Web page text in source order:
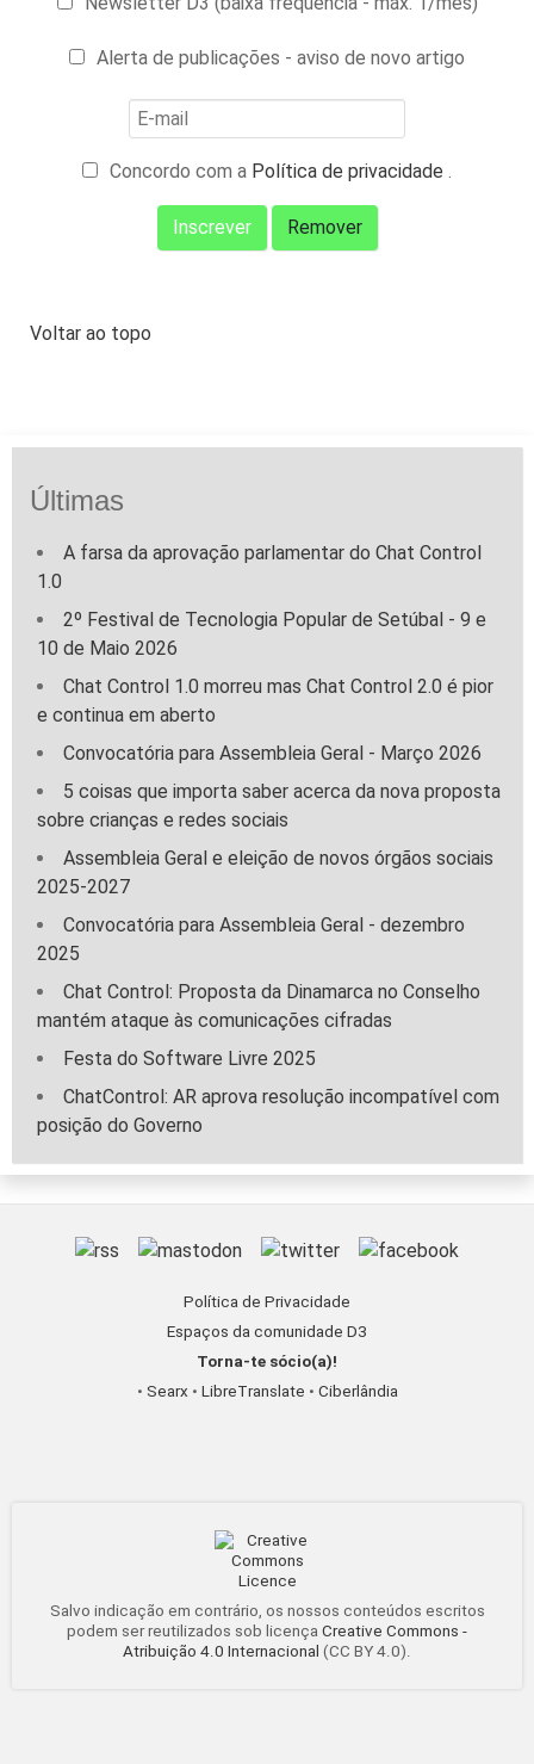
Alerta de publicações - aviso de novo artigo
Concordo com a Política de privacidade .
Voltar ao topo
Últimas
A farsa da aprovação parlamentar do Chat Control
1.0
2º Festival de Tecnologia Popular de Setúbal - 9 e
10 de Maio 2026
Chat Control 1.0 morreu mas Chat Control 2.0 é pior
e continua em aberto
Convocatória para Assembleia Geral - Março 2026
5 coisas que importa saber acerca da nova proposta
sobre crianças e redes sociais
Assembleia Geral e eleição de novos órgãos sociais
2025-2027
Convocatória para Assembleia Geral - dezembro
2025
Chat Control: Proposta da Dinamarca no Conselho
mantém ataque às comunicações cifradas
Festa do Software Livre 2025
ChatControl: AR aprova resolução incompatível com
posição do Governo
Política de Privacidade
Espaços da comunidade D3
Torna-te sócio(a)!
• Searx • LibreTranslate • Ciberlândia
Salvo indicação em contrário, os nossos conteúdos escritos
podem ser reutilizados sob licença Creative Commons -
Atribuição 4.0 Internacional (CC BY 4.0).